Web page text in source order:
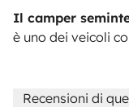
Il camper
è uno dei veicoli
Recensioni di